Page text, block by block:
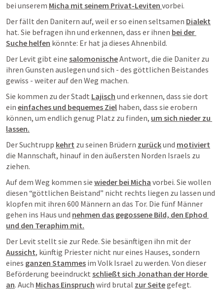
bei unserem Micha mit seinem Privat-Leviten vorbei.
Der fällt den Danitern auf, weil er so einen seltsamen Dialekt
hat. Sie befragen ihn und erkennen, dass er ihnen bei der
Suche helfen könnte: Er hat ja dieses Ahnenbild.
Der Levit gibt eine salomonische Antwort, die die Daniter zu
ihren Gunsten auslegen und sich - des göttlichen Beistandes
gewiss - weiter auf den Weg machen.
Sie kommen zu der Stadt Lajisch und erkennen, dass sie dort
ein einfaches und bequemes Ziel haben, dass sie erobern
können, um endlich genug Platz zu finden, um sich nieder zu
lassen.
Der Suchtrupp kehrt zu seinen Brüdern zurück und motiviert
die Mannschaft, hinauf in den äußersten Norden Israels zu
ziehen.
Auf dem Weg kommen sie wieder bei Micha vorbei. Sie wollen
diesen “göttlichen Beistand” nicht rechts liegen zu lassen und
klopfen mit ihren 600 Männern an das Tor. Die fünf Männer
gehen ins Haus und nehmen das gegossene Bild, den Ephod
und den Teraphim mit.
Aussicht, künftig Priester nicht nur eines Hauses, sondern
eines ganzen Stammes im Volk Israel zu werden. Von dieser
Beförderung beeindruckt schließt sich Jonathan der Horde
an. Auch Michas Einspruch wird brutal zur Seite gefegt.